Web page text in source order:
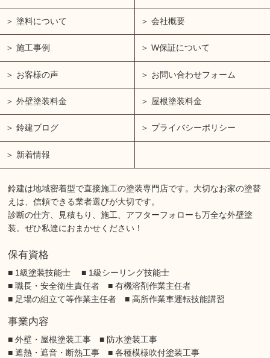
塗料について 会社概要
施工事例 W保証について
お客様の声 お問い合わせフォーム
外壁塗装料金 屋根塗装料金
鈴建ブログ プライバシーポリシー
新着情報
鈴建は地域密着型で直接施工の塗装専門店です。大切なお家の塗替
えは、信頼できる業者選びが大切です。
診断の仕方、見積もり、施工、アフターフォローも万全な外壁塗
装。ぜひ私達におまかせください！
保有資格
■ 1級塗装技能士 ■ 1級シーリング技能士
■ 職長・安全衛生責任者 ■ 有機溶剤作業主任者
■ 足場の組立て等作業主任者 ■ 高所作業車運転技能講習
事業内容
■ 外壁・屋根塗装工事 ■ 防水塗装工事
■ 遮熱・遮音・断熱工事 ■ 各種模様吹付塗装工事